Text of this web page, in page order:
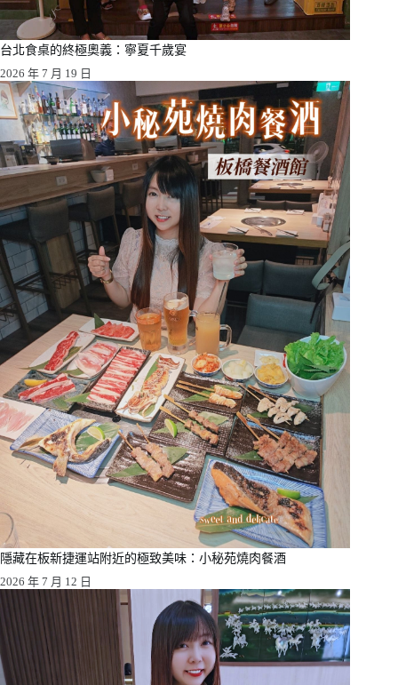
台北食桌的終極奧義：寧夏千歲宴
2026 年 7 月 19 日
隱藏在板新捷運站附近的極致美味：小秘苑燒肉餐酒
2026 年 7 月 12 日